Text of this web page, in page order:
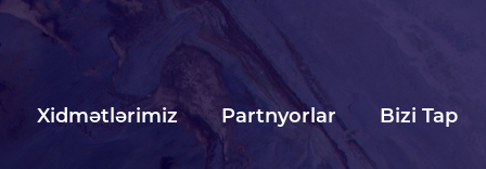
Xidmətlərimiz Partnyorlar Bizi Tap